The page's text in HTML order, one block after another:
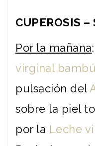
CUPEROSIS
Por la mañana
virginal bambú
pulsación del
sobre la piel
por la Leche